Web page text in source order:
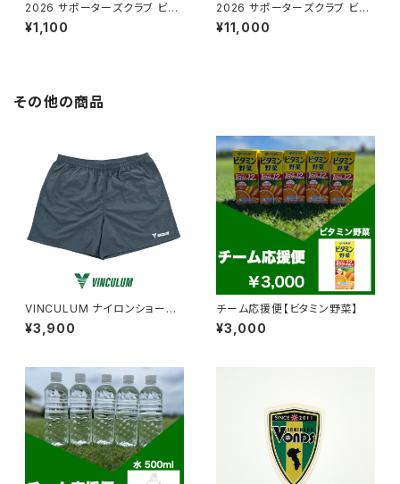
2026 サポーターズクラブ ビリ
アミ【ミニ】
¥1,100
2026 サポーターズクラブ ビリ
アミ【ゴールド】
¥11,000
その他の商品
VINCULUM ナイロンショーツ
(ブラック)
¥3,900
チーム応援便【ビタミン野菜】
¥3,000